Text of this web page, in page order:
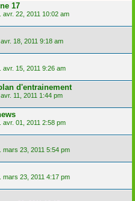
17
avr. 22, 2011 10:02 am
18, 2011 9:18 am
avr. 15, 2011 9:26 am
d'entrainement
11, 2011 1:44 pm
avr. 01, 2011 2:58 pm
mars 23, 2011 5:54 pm
mars 23, 2011 4:17 pm